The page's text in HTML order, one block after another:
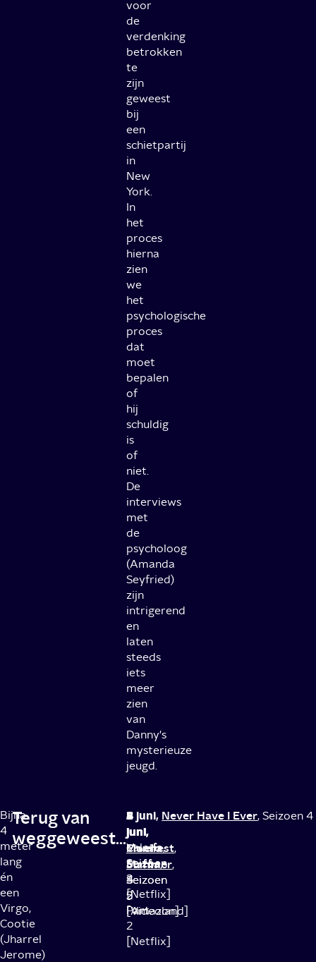
voor
de
verdenking
betrokken
te
zijn
geweest
bij
een
schietpartij
in
New
York.
In
het
proces
hierna
zien
we
het
psychologische
proces
dat
moet
bepalen
of
hij
schuldig
is
of
niet.
De
interviews
met
de
psycholoog
(Amanda
Seyfried)
zijn
intrigerend
en
laten
steeds
iets
meer
zien
van
Danny's
mysterieuze
jeugd.
Bijna
4
meter
lang
én
een
Virgo,
Cootie
(Jharrel
Jerome)
Terug van
weggeweest...
2
juni,
Cruel
Summer,
Seizoen
2
[Amazon]
2
juni,
Valeria,
Seizoen
3
[Netflix]
4
juni,
Manifest,
Seizoen
4
-
Part
2
[Netflix]
5
juni,
Mocro
Maffia,
Seizoen
5
[Videoland]
8 juni, Never Have I Ever, Seizoen